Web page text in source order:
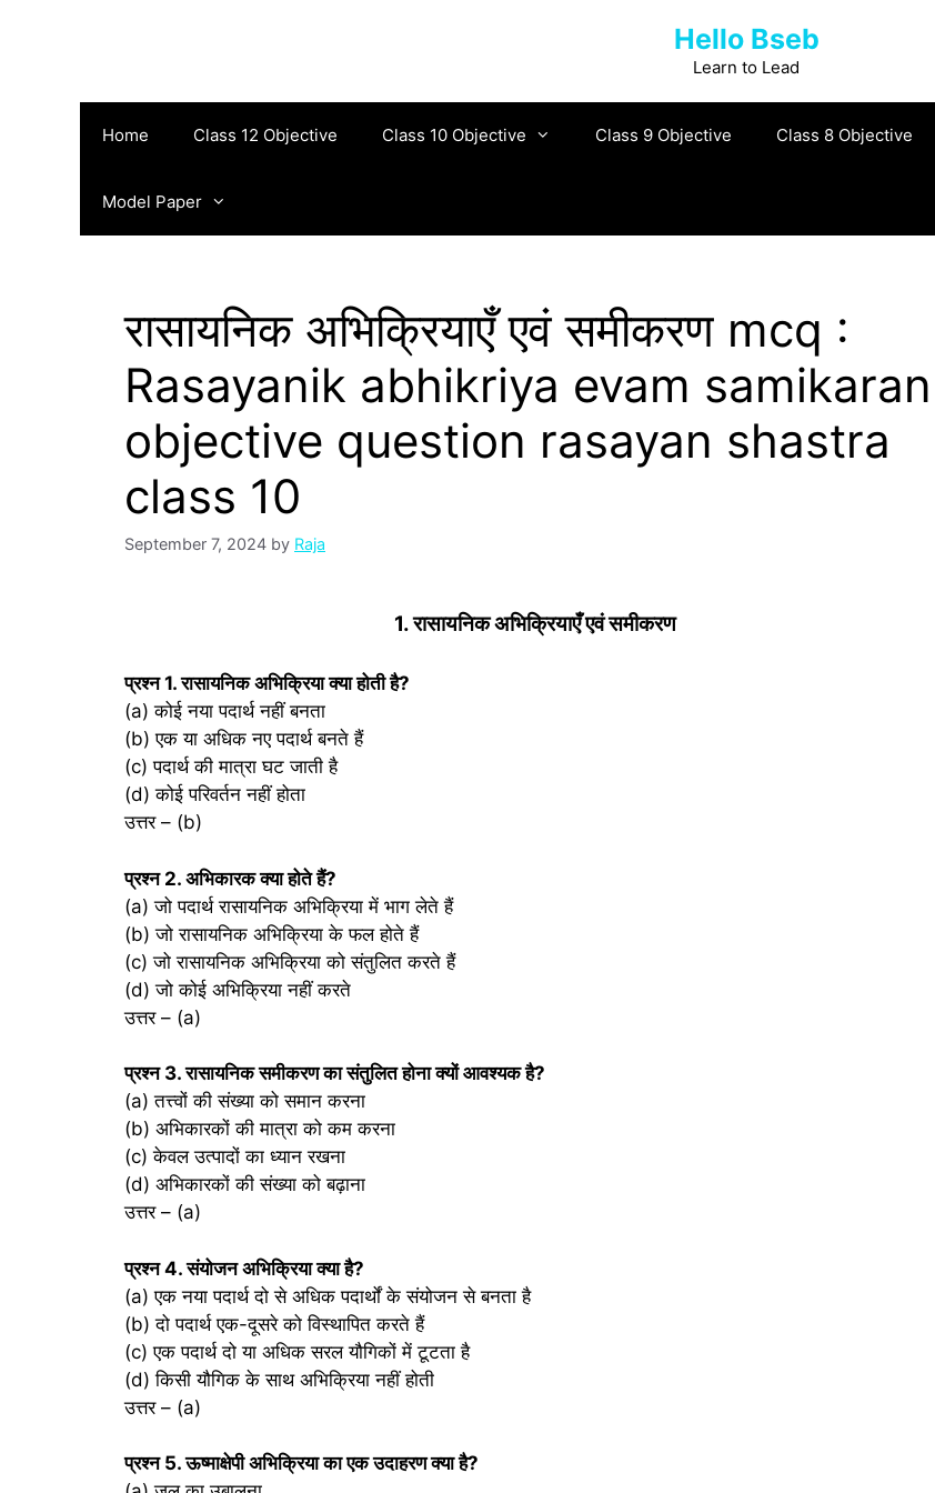
Hello Bseb
Learn to Lead
Home Class 12 Objective Class 10 Objective Class 9 Objective Class 8 Objective
Model Paper
रासायनिक अभिक्रियाएँ एवं समीकरण mcq :
Rasayanik abhikriya evam samikaran
objective question rasayan shastra
class 10
September 7, 2024 by Raja
1. रासायनिक अभिक्रियाएँ एवं समीकरण
प्रश्‍न 1. रासायनिक अभिक्रिया क्या होती है?
(a) कोई नया पदार्थ नहीं बनता
(b) एक या अधिक नए पदार्थ बनते हैं
(c) पदार्थ की मात्रा घट जाती है
(d) कोई परिवर्तन नहीं होता
उत्तर – (b)
प्रश्‍न 2. अभिकारक क्या होते हैं?
(a) जो पदार्थ रासायनिक अभिक्रिया में भाग लेते हैं
(b) जो रासायनिक अभिक्रिया के फल होते हैं
(c) जो रासायनिक अभिक्रिया को संतुलित करते हैं
(d) जो कोई अभिक्रिया नहीं करते
उत्तर – (a)
प्रश्‍न 3. रासायनिक समीकरण का संतुलित होना क्यों आवश्यक है?
(a) तत्त्वों की संख्या को समान करना
(b) अभिकारकों की मात्रा को कम करना
(c) केवल उत्पादों का ध्यान रखना
(d) अभिकारकों की संख्या को बढ़ाना
उत्तर – (a)
प्रश्‍न 4. संयोजन अभिक्रिया क्या है?
(a) एक नया पदार्थ दो से अधिक पदार्थों के संयोजन से बनता है
(b) दो पदार्थ एक-दूसरे को विस्थापित करते हैं
(c) एक पदार्थ दो या अधिक सरल यौगिकों में टूटता है
(d) किसी यौगिक के साथ अभिक्रिया नहीं होती
उत्तर – (a)
प्रश्‍न 5. ऊष्माक्षेपी अभिक्रिया का एक उदाहरण क्या है?